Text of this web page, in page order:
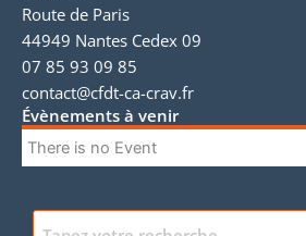
Route de Paris
44949 Nantes Cedex 09
07 85 93 09 85
contact@cfdt-ca-crav.fr
Évènements à venir
There is no Event